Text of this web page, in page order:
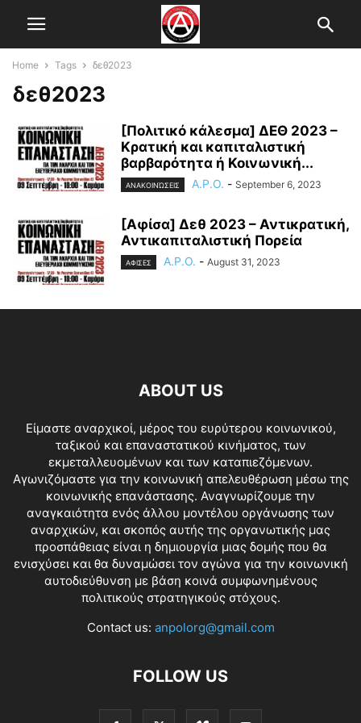
Home Tags δεθ2023
δεθ2023
[Πολιτικό κάλεσμα] ΔΕΘ 2023 –
Κρατική και καπιταλιστική
βαρβαρότητα ή Κοινωνική...
ΑΝΑΚΟΙΝΏΣΕΙΣ A.P.O. - September 6, 2023
[Αφίσα] Δεθ 2023 – Αντικρατική,
Αντικαπιταλιστική Πορεία
ΑΦΙΣΕΣ A.P.O. - August 31, 2023
ABOUT US
Είμαστε αναρχικοί, μέρος του ευρύτερου κοινωνικού,
ταξικού και επαναστατικού κινήματος, των
εκμεταλλευομένων και των καταπιεζόμενων.
Αγωνιζόμαστε για την κοινωνική απελευθέρωση μέσω της
κοινωνικής επανάστασης. Αναγνωρίζουμε την
αναγκαιότητα ενός άλλου μοντέλου οργάνωσης των
αναρχικών, και σκοπός αυτής της οργανωτικής μας
προσπάθειας είναι η δημιουργία μιας δομής που θα
ενισχύσει και θα δυναμώσει τον αγώνα για την κοινωνική
αυτοδιεύθυνση με βάση κοινά συμφωνημένους
πολιτικούς στρατηγικούς στόχους.
Contact us: anpolorg@gmail.com
FOLLOW US